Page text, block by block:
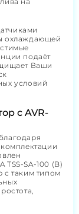
охлаждающей
подаёт
Ваши
условий
с AVR-
TSS-SA-100 (B)
с таким типом